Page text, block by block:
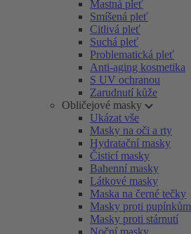
Mastná pleť
Smíšená pleť
Citlivá pleť
Suchá pleť
Problematická pleť
Anti-aging kosmetika
S UV ochranou
Zarudnutí kůže
Obličejové masky
Ukázat vše
Masky na oči a rty
Hydratační masky
Čisticí masky
Bahenní masky
Látkové masky
Maska na černé tečky
Masky proti pupínkům
Masky proti stárnutí
Noční masky